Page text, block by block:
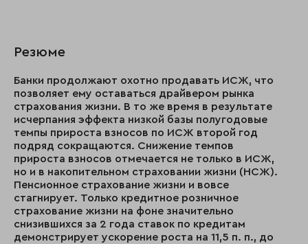
Резюме
Банки продолжают охотно продавать ИСЖ, что
позволяет ему оставаться драйвером рынка
страхования жизни. В то же время в результате
исчерпания эффекта низкой базы полугодовые
темпы прироста взносов по ИСЖ второй год
подряд сокращаются. Снижение темпов
прироста взносов отмечается не только в ИСЖ,
но и в накопительном страховании жизни (НСЖ).
Пенсионное страхование жизни и вовсе
стагнирует. Только кредитное розничное
страхование жизни на фоне значительно
снизившихся за 2 года ставок по кредитам
демонстрирует ускорение роста на 11,5 п. п., до